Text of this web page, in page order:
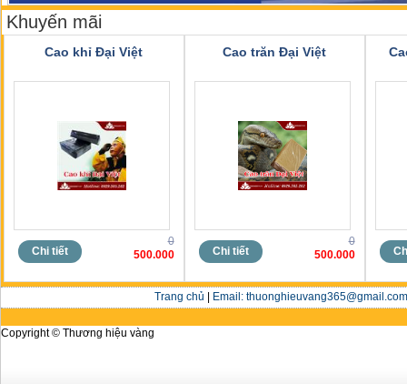
Khuyến mãi
Cao khỉ Đại Việt
Chi tiết
0
500.000
Cao trăn Đại Việt
Chi tiết
0
500.000
Trang chủ Email:
Copyright © Thương hiệu vàng